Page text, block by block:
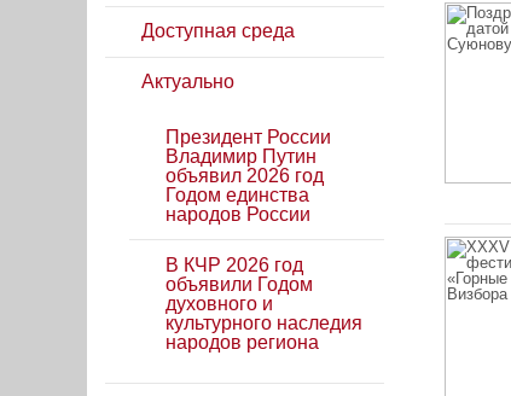
Доступная среда
Актуально
Президент России
Владимир Путин
объявил 2026 год
Годом единства
народов России
В КЧР 2026 год
объявили Годом
духовного и
культурного наследия
народов региона